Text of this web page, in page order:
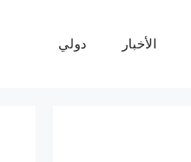
الأخبار دولي